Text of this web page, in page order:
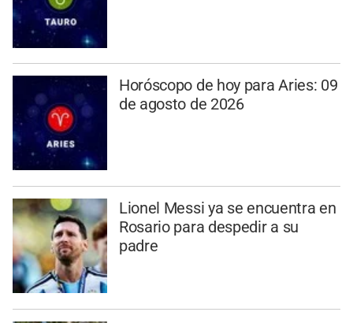
Horóscopo de hoy para Aries: 09
de agosto de 2026
Lionel Messi ya se encuentra en
Rosario para despedir a su
padre